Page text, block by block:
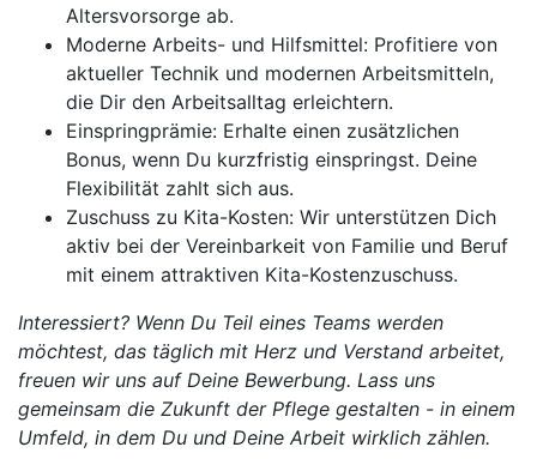
Altersvorsorge ab.
Moderne Arbeits- und Hilfsmittel: Profitiere von
aktueller Technik und modernen Arbeitsmitteln,
die Dir den Arbeitsalltag erleichtern.
Einspringprämie: Erhalte einen zusätzlichen
Bonus, wenn Du kurzfristig einspringst. Deine
Flexibilität zahlt sich aus.
Zuschuss zu Kita-Kosten: Wir unterstützen Dich
aktiv bei der Vereinbarkeit von Familie und Beruf
mit einem attraktiven Kita-Kostenzuschuss.
Interessiert? Wenn Du Teil eines Teams werden
möchtest, das täglich mit Herz und Verstand arbeitet,
freuen wir uns auf Deine Bewerbung. Lass uns
gemeinsam die Zukunft der Pflege gestalten - in einem
Umfeld, in dem Du und Deine Arbeit wirklich zählen.